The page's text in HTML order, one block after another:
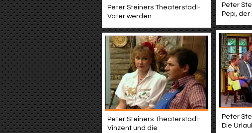
Peter
Pepi,
Peter Steiners Theaterstadl-
Vater werden.....
Peter
Die
Peter Steiners Theaterstadl-
Vinzent und die